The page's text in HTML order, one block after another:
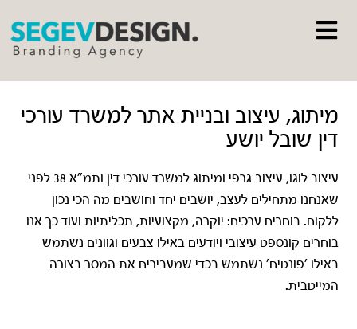
מיתוג, עיצוב ובניית אתר למשרד עורכי
דין שובל יושע
עיצוב לוגו, עיצוב גרפי ומיתוג למשרד עורכי דין ותמ"א 38 לפני
שאנחנו מתחילים לעצב, יושבים יחד וחושבים מה הכי נכון
ללקוח. בוחרים ערכים: יוקרה, מקצועיות, תכליתיות ועוד כך אנו
בוחרים קונספט עיצובי ויודעים באילו צבעים וגוונים נשתמש
באילו 'פונטים' נשתמש בכדי שמעבירים את המסר בצורה
המייטבית.